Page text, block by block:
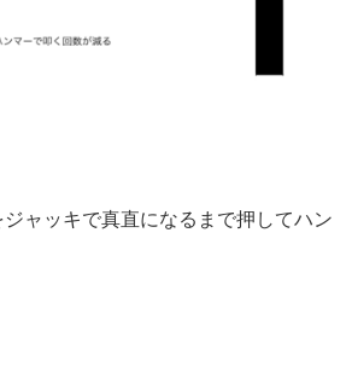
ャッキで真直になるまで押してハン